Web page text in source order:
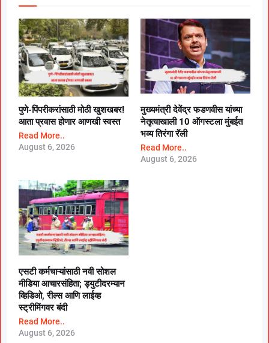
पुणे-पिंपरीकरांसाठी मोठी खुशखबर!
आता प्रवास होणार आणखी स्वस्त
Read More..
August 6, 2026
मुख्यमंत्री देवेंद्र फडणवीस यांच्या
नेतृत्वाखाली 10 ऑगस्टला मुंबईत
भव्य तिरंगा रॅली
Read More..
August 6, 2026
एसटी कर्मचाऱ्यांसाठी नवी सोशल
मीडिया आचारसंहिता; ड्युटीदरम्यान
व्हिडिओ, रील्स आणि लाईव्ह
स्ट्रीमिंगवर बंदी
Read More..
August 6, 2026